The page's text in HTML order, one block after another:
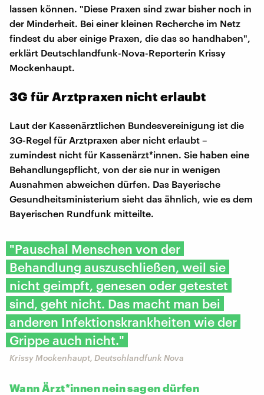
lassen können. "Diese Praxen sind zwar bisher noch in
der Minderheit. Bei einer kleinen Recherche im Netz
findest du aber einige Praxen, die das so handhaben",
erklärt Deutschlandfunk-Nova-Reporterin Krissy
Mockenhaupt.
3G für Arztpraxen nicht erlaubt
Laut der Kassenärztlichen Bundesvereinigung ist die
3G-Regel für Arztpraxen aber nicht erlaubt –
zumindest nicht für Kassenärzt*innen. Sie haben eine
Behandlungspflicht, von der sie nur in wenigen
Ausnahmen abweichen dürfen. Das Bayerische
Gesundheitsministerium sieht das ähnlich, wie es dem
Bayerischen Rundfunk mitteilte.
"Pauschal Menschen von der
Behandlung auszuschließen, weil sie
nicht geimpft, genesen oder getestet
sind, geht nicht. Das macht man bei
anderen Infektionskrankheiten wie der
Grippe auch nicht."
Krissy Mockenhaupt, Deutschlandfunk Nova
Wann Ärzt*innen nein sagen dürfen